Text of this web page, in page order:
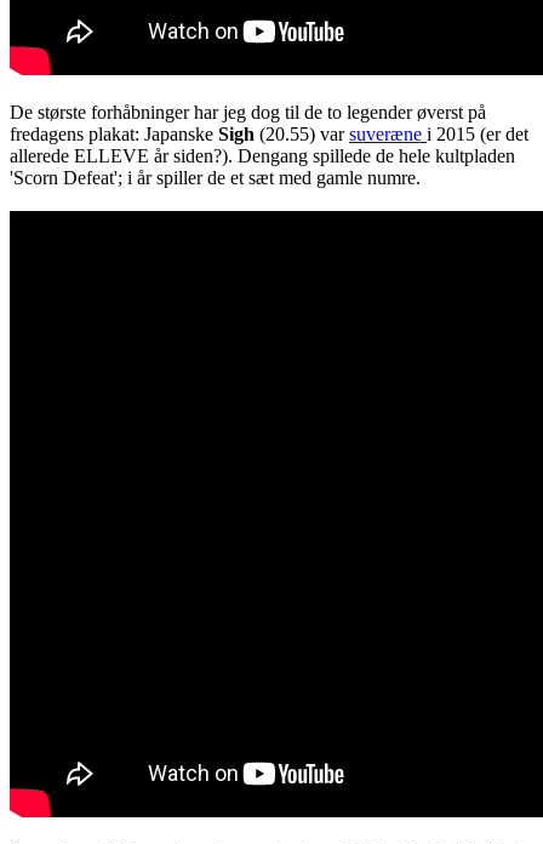
De største forhåbninger har jeg dog til de to legender øverst på
fredagens plakat: Japanske Sigh (20.55) varsuveræne i 2015 (er det
allerede ELLEVE år siden?). Dengang spillede de hele kultpladen
'Scorn Defeat'; i år spiller de et sæt med gamle numre.